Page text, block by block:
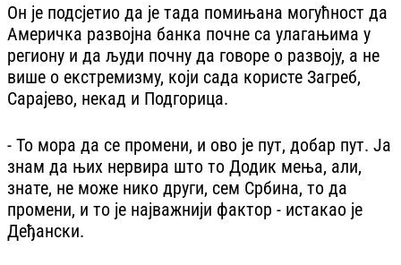
Он је подсјетио да је тада помињана могућност да
Америчка развојна банка почне са улагањима у
региону и да људи почну да говоре о развоју, а не
више о екстремизму, који сада користе Загреб,
Сарајево, некад и Подгорица.
- То мора да се промени, и ово је пут, добар пут. Ја
знам да њих нервира што то Додик мења, али,
знате, не може нико други, сем Србина, то да
промени, и то је најважнији фактор - истакао је
Деђански.